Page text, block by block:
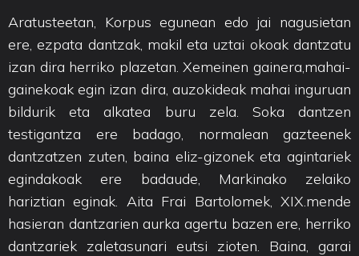
Aratusteetan, Korpus egunean edo jai nagusietan
ere, ezpata dantzak, makil eta uztai okoak dantzatu
izan dira herriko plazetan. Xemeinen gainera,mahai-
gainekoak egin izan dira, auzokideak mahai inguruan
bildurik eta alkatea buru zela. Soka dantzen
testigantza ere badago, normalean gazteenek
dantzatzen zuten, baina eliz-gizonek eta agintariek
egindakoak ere badaude, Markinako zelaiko
hariztian eginak. Aita Frai Bartolomek, XIX.mende
hasieran dantzarien aurka agertu bazen ere, herriko
dantzariek zaletasunari eutsi zioten. Baina, garai